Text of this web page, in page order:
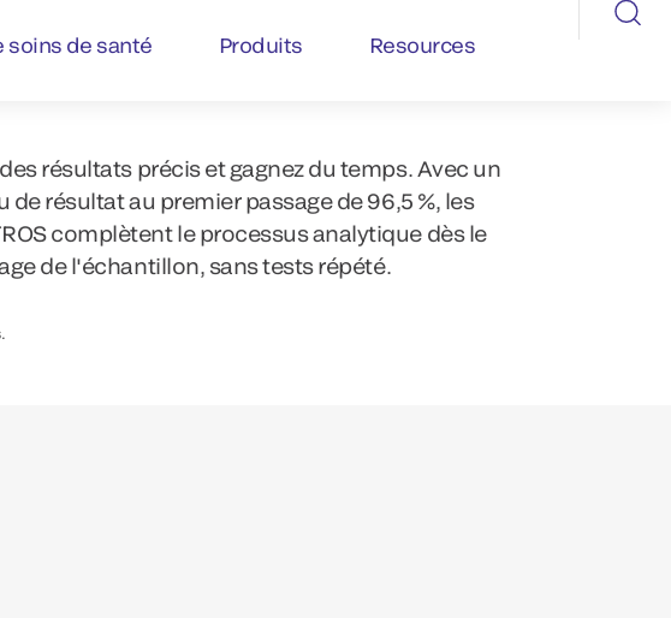
laboratoire grâce à l'intelligence et à l'efficacité
™
résultats précis et gagnez du temps. Avec un
de résultat au premier passage de 96,5 %, les
complètent le processus analytique dès le
de l'échantillon, sans tests répété.